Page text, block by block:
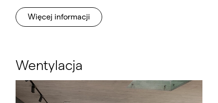
Więcej informacji
Wentylacja